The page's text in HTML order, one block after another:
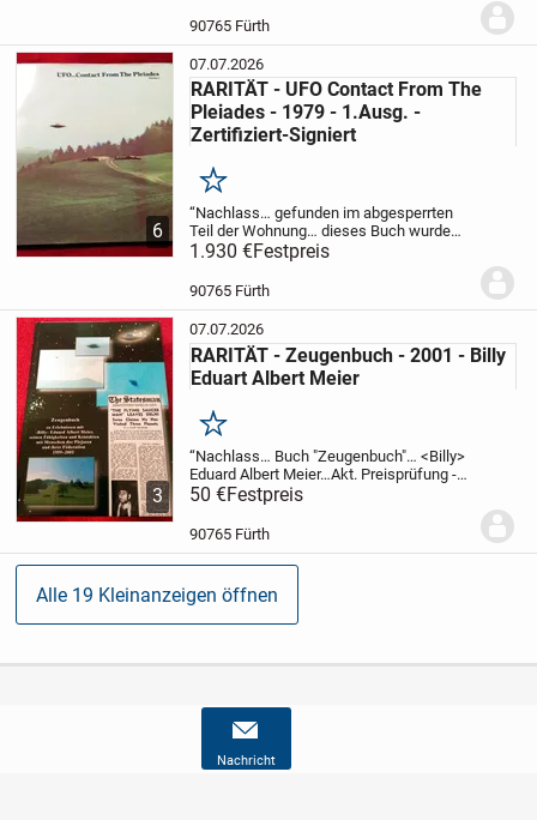
Nachricht
eingeprägt in der Bodenregion:
90765 Fürth
6
07.07.2026
RARITÄT - UFO Contact From The
Pleiades - 1979 - 1.Ausg. -
Zertifiziert-Signiert
Merken
“Nachlass… gefunden im abgesperrten
Teil der Wohnung… dieses Buch wurde
damals bei einem speziellen Treffen
übergeben und signiert…”
an:Buch, UFO… Contact From The
1.930 €Festpreis
90765 Fürth
3
07.07.2026
RARITÄT - Zeugenbuch - 2001 - Billy
Eduart Albert Meier
Merken
“Nachlass… Buch "Zeugenbuch"… <Billy>
Eduard Albert Meier…Akt. Preisprüfung -
gehandelt wird dieses Buch für typ.
Biete an:
Zeugenbuch, 2001, <Billy> Eduart Albert
Meier Pr...
50 €Festpreis
90765 Fürth
Alle 19 Kleinanzeigen öffnen